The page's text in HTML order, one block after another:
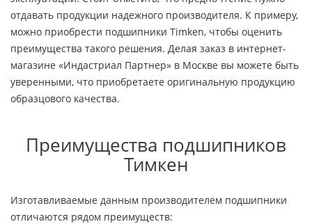
отдавать продукции надежного производителя. К примеру,
можно приобрести подшипники Timken, чтобы оценить
преимущества такого решения. Делая заказ в интернет-
магазине «Индастриал Партнер» в Москве вы можете быть
уверенными, что приобретаете оригинальную продукцию
образцового качества.
Преимущества подшипников
Тимкен
Изготавливаемые данным производителем подшипники
отличаются рядом преимуществ: